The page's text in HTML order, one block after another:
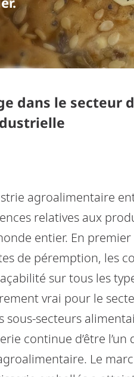
dans le secteur
agroalimentaire
relatives aux
entier. En
de péremption, les
sur tous les
vrai pour le
sous-secteurs
continue d’être l’un
Le